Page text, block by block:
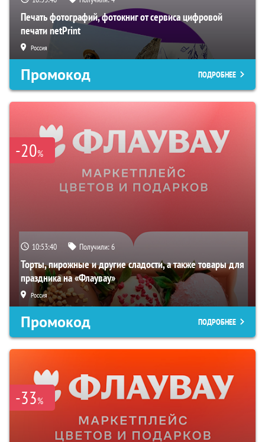
Печать фотографий, фотокниг от сервиса цифровой
печати netPrint
Россия
Промокод ПОДРОБНЕЕ
-20%
10:53:39 Получили:6
Торты, пирожные и другие сладости, а также товары для
праздника на «Флаувау»
Россия
Промокод ПОДРОБНЕЕ
-33%